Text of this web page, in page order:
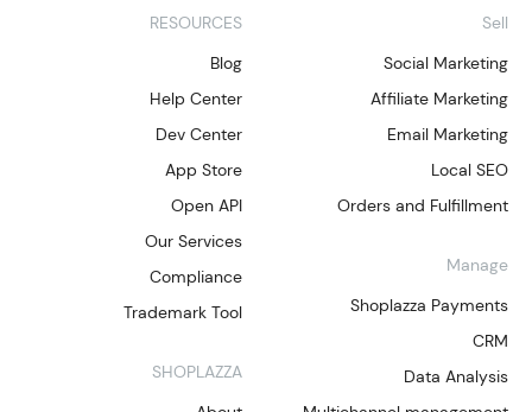
Sell
Social Marketing
Affiliate Marketing
Email Marketing
Local SEO
Orders and Fulfillment
Manage
Shoplazza Payments
CRM
Data Analysis
RESOURCES
Blog
Help Center
Dev Center
App Store
Open API
Our Services
Compliance
Trademark Tool
SHOPLAZZA